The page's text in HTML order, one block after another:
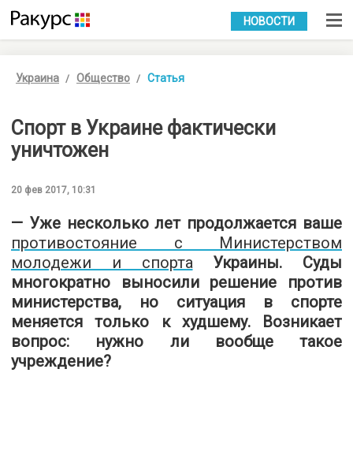
УКР РУС
НОВОСТИ
Украина Общество Статья
Спорт в Украине фактически
уничтожен
20 фев 2017, 10:31
— Уже несколько лет продолжается ваше
противостояние с Министерством
молодежи и спортаУкраины. Суды
многократно выносили решение против
министерства, но ситуация в спорте
меняется только к худшему. Возникает
вопрос: нужно ли вообще такое
учреждение?